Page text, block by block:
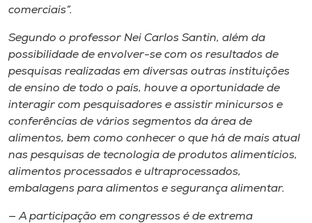
comerciais”.
Segundo o professor Nei Carlos Santin, além da
possibilidade de envolver-se com os resultados de
pesquisas realizadas em diversas outras instituições
de ensino de todo o país, houve a oportunidade de
interagir com pesquisadores e assistir minicursos e
conferências de vários segmentos da área de
alimentos, bem como conhecer o que há de mais atual
nas pesquisas de tecnologia de produtos alimentícios,
alimentos processados e ultraprocessados,
embalagens para alimentos e segurança alimentar.
— A participação em congressos é de extrema